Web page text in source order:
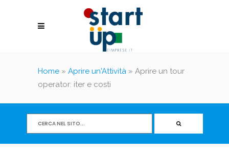
Home » Aprire un'Attività » Aprire un tour
operator: iter e costi